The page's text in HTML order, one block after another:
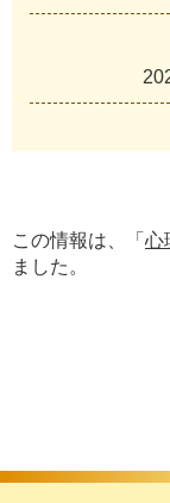
この情報は、「 心
ました。